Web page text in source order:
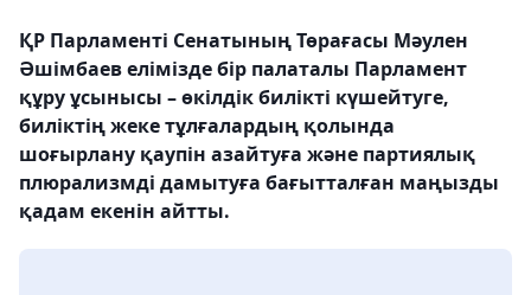
ҚР Парламенті Сенатының Төрағасы Мәулен
Әшімбаев елімізде бір палаталы Парламент
құру ұсынысы – өкілдік билікті күшейтуге,
биліктің жеке тұлғалардың қолында
шоғырлану қаупін азайтуға және партиялық
плюрализмді дамытуға бағытталған маңызды
қадам екенін айтты.